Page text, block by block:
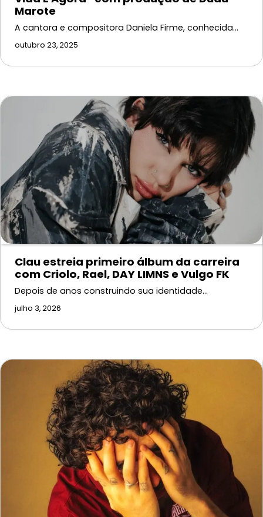
Marote
A cantora e compositora Daniela Firme, conhecida…
outubro 23, 2025
Clau estreia primeiro álbum da carreira
com Criolo, Rael, DAY LIMNS e Vulgo FK
Depois de anos construindo sua identidade…
julho 3, 2026